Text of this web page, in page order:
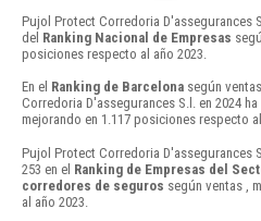
Pujol Protect Corredoria D'assegurances
del Ranking Nacional de Empresas
posiciones respecto al año 2023.
En el Ranking de Barcelona según
Corredoria D'assegurances S.l. en 2024
mejorando en 1.117 posiciones respecto
Pujol Protect Corredoria D'assegurances
253 en el Ranking de Empresas del
corredores de seguros según ventas ,
al año 2023.